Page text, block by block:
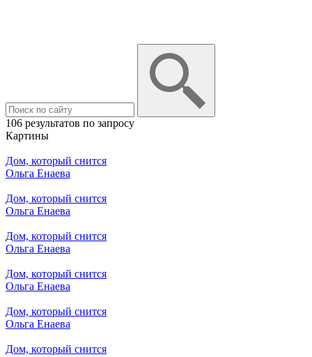
106 результатов по запросу
Картины
Дом, который снится
Ольга Енаева
Дом, который снится
Ольга Енаева
Дом, который снится
Ольга Енаева
Дом, который снится
Ольга Енаева
Дом, который снится
Ольга Енаева
Дом, который снится